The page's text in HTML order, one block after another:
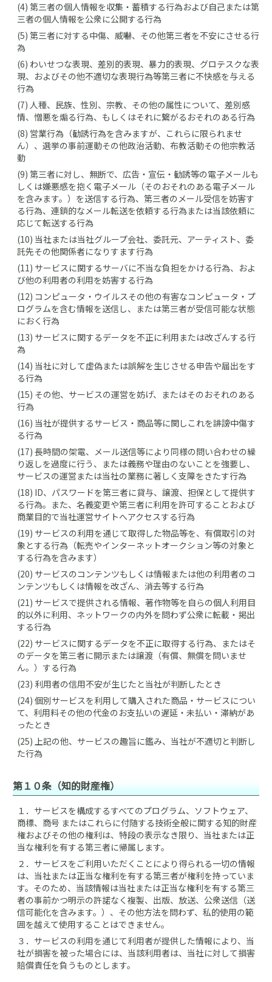
(4) 第三者の個人情報を収集・蓄積する行為および自己または第
三者の個人情報を公衆に公開する行為
(5) 第三者に対する中傷、威嚇、その他第三者を不安にさせる行
為
(6) わいせつな表現、差別的表現、暴力的表現、グロテスクな表
現、およびその他不適切な表現行為等第三者に不快感を与える
行為
(7) 人種、民族、性別、宗教、その他の属性について、差別感
情、憎悪を煽る行為、もしくはそれに繋がるおそれのある行為
(8) 営業行為（勧誘行為を含みますが、これらに限られませ
ん）、選挙の事前運動その他政治活動、布教活動その他宗教活
動
(9) 第三者に対し、無断で、広告・宣伝・勧誘等の電子メールも
しくは嫌悪感を抱く電子メール（そのおそれのある電子メール
を含みます。）を送信する行為、第三者のメール受信を妨害す
る行為、連鎖的なメール転送を依頼する行為または当該依頼に
応じて転送する行為
(10) 当社または当社グループ会社、委託元、アーティスト、委
託先その他関係者になりすます行為
(11) サービスに関するサーバに不当な負担をかける行為、およ
び他の利用者の利用を妨害する行為
(12) コンピュータ・ウイルスその他の有害なコンピュータ・プ
ログラムを含む情報を送信し、または第三者が受信可能な状態
におく行為
(13) サービスに関するデータを不正に利用または改ざんする行
為
(14) 当社に対して虚偽または誤解を生じさせる申告や届出をす
る行為
(15) その他、サービスの運営を妨げ、またはそのおそれのある
行為
(16) 当社が提供するサービス・商品等に関しこれを誹謗中傷す
る行為
(17) 長時間の架電、メール送信等により同様の問い合わせの繰
り返しを過度に行う、または義務や理由のないことを強要し、
サービスの運営または当社の業務に著しく支障をきたす行為
(18) ID、パスワードを第三者に貸与、譲渡、担保として提供す
る行為。また、名義変更や第三者に利用を許可することおよび
商業目的で当社運営サイトへアクセスする行為
(19) サービスの利用を通じて取得した物品等を、有償取引の対
象とする行為（転売やインターネットオークション等の対象と
する行為を含みます）
(20) サービスのコンテンツもしくは情報または他の利用者のコ
ンテンツもしくは情報を改ざん、消去等する行為
(21) サービスで提供される情報、著作物等を自らの個人利用目
的以外に利用、ネットワークの内外を問わず公衆に転載・掲出
する行為
(22) サービスに関するデータを不正に取得する行為、またはそ
のデータを第三者に開示または譲渡（有償、無償を問いませ
ん。）する行為
(23) 利用者の信用不安が生じたと当社が判断したとき
(24) 個別サービスを利用して購入された商品・サービスについ
て、利用料その他の代金のお支払いの遅延・未払い・滞納があ
ったとき
(25) 上記の他、サービスの趣旨に鑑み、当社が不適切と判断し
た行為
第１０条（知的財産権）
１． サービスを構成するすべてのプログラム、ソフトウェア、
商標、商号 またはこれらに付随する技術全般に関する知的財産
権およびその他の権利は、特段の表示なき限り、当社または正
当な権利を有する第三者に帰属します。
２． サービスをご利用いただくことにより得られる一切の情報
は、当社または正当な権利を有する第三者が権利を持っていま
す。そのため、当該情報は当社または正当な権利を有する第三
者の事前かつ明示の許諾なく複製、出版、放送、公衆送信（送
信可能化を含みます。）、その他方法を問わず、私的使用の範
囲を越えて使用することはできません。
３． サービスの利用を通じて利用者が提供した情報により、当
社が損害を被った場合には、当該利用者は、当社に対して損害
賠償責任を負うものとします。